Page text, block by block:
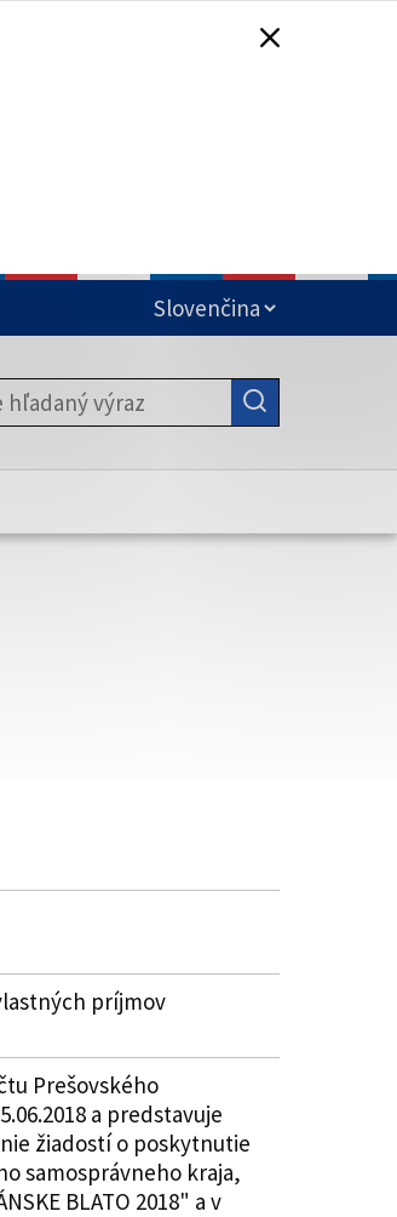
stránka vždy začína
NA NOVEJ KARTE
NA NOVEJ KARTE
NA NOVEJ KARTE
príjmov
Prešovského
a predstavuje
žiadostí o poskytnutie
samosprávneho kraja,
BLATO 2018" a v